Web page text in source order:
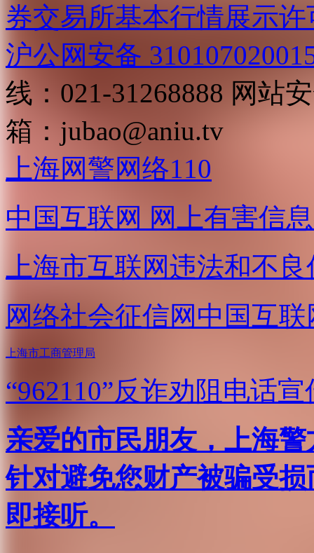
券交易所基本行情展示许
沪公网安备
线：021-31268888 网站
箱： jubao@aniu.tv
上海网警网络110
中国互联网 网上有害信
上海市互联网违法和不
网络社会征信网 中国互
上海市工商管理局
“962110”反诈劝阻电话宣
亲爱的市民朋友，上海
针对避免您财产被骗受
即接听。